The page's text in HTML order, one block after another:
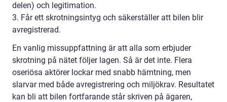
delen) och legitimation.
3. Får ett skrotningsintyg och säkerställer att bilen blir
avregistrerad.
En vanlig missuppfattning är att alla som erbjuder
skrotning på nätet följer lagen. Så är det inte. Flera
oseriösa aktörer lockar med snabb hämtning, men
slarvar med både avregistrering och miljökrav. Resultatet
kan bli att bilen fortfarande står skriven på ägaren,